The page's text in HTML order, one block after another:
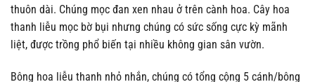
thuôn dài. Chúng mọc đan xen nhau ở trên cành hoa. Cây hoa
thanh liễu mọc bờ bụi nhưng chúng có sức sống cực kỳ mãnh
liệt, được trồng phổ biến tại nhiều không gian sân vườn.
Bông hoa liễu thanh nhỏ nhắn, chúng có tổng cộng 5 cánh/bông